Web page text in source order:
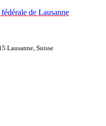
Lausanne, Suisse